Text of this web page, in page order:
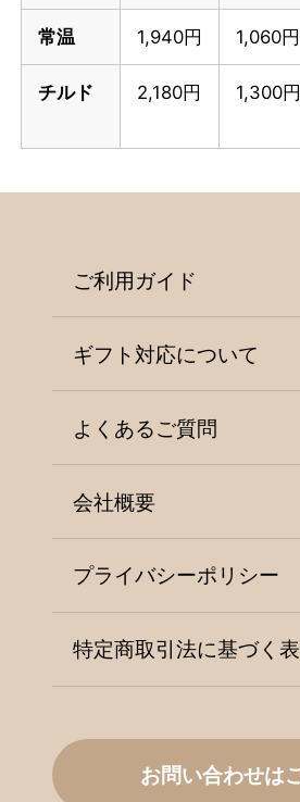
常温 1,940円 1,060円
チルド 2,180円 1,300円
ご利用ガイド
ギフト対応について
よくあるご質問
会社概要
プライバシーポリシー
特定商取引法に基づく
お問い合わせは